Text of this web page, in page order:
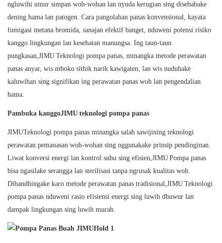
ngluwihi umur simpan woh-wohan lan nyuda kerugian sing disebabake
dening hama lan patogen. Cara pangolahan panas konvensional, kayata
fumigasi metana bromida, sanajan efektif banget, nduweni potensi risiko
kanggo lingkungan lan kesehatan manungsa. Ing taun-taun
pungkasan,JIMU Teknologi pompa panas, minangka metode perawatan
panas anyar, wis mboko sithik narik kawigaten, lan wis nuduhake
kaluwihan sing signifikan ing perawatan panas woh lan pengendalian
hama.
Pambuka kanggoJIMU teknologi pompa panas
JIMUTeknologi pompa panas minangka salah sawijining teknologi
perawatan pemanasan woh-wohan sing nggunakake prinsip pendinginan.
Liwat konversi energi lan kontrol suhu sing efisien,JIMU Pompa panas
bisa ngasilake serangga lan sterilisasi tanpa ngrusak kualitas woh.
Dibandhingake karo metode perawatan panas tradisional,JIMU Teknologi
pompa panas nduweni rasio efisiensi energi sing luwih dhuwur lan
dampak lingkungan sing luwih murah.